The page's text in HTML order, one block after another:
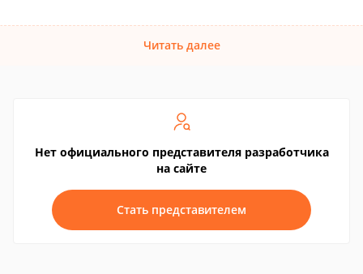
Читать далее
Нет официального представителя разработчика
на сайте
Стать представителем